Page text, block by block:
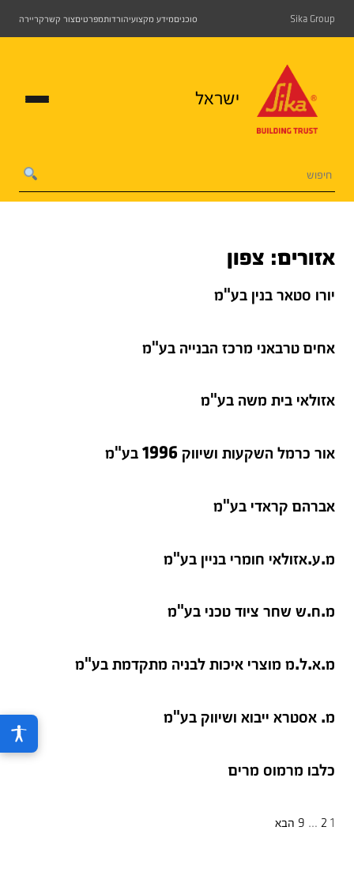
Sika Group סוכניםמידע מקצועיהורדותמפרטיםצור קשרקריירה
ישראל
אזורים: צפון
יורו סטאר בנין בע"מ
אחים טרבאני מרכז הבנייה בע"מ
אזולאי בית משה בע"מ
אור כרמל השקעות ושיווק 1996 בע"מ
אברהם קראדי בע"מ
מ.ע.אזולאי חומרי בניין בע"מ
מ.ח.ש שחר ציוד טכני בע"מ
מ.א.ל.מ מוצרי איכות לבניה מתקדמת בע"מ
מ. אסטרא ייבוא ושיווק בע"מ
כלבו מרמוס מרים
Posts1
2
…
9 הבא